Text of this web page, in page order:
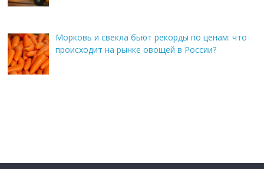
Морковь и свекла бьют рекорды по ценам: что
происходит на рынке овощей в России?